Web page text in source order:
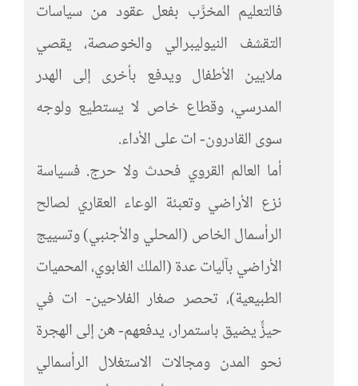
فالتعليم المخرَّب بفعل عقود من سياسات
التقشف النيوليبرالي والخوصصة، يقصي
ملايين الأطفال ويدفع بأخرى إلى الهدر
المدرسي، وقطاع خاص لا يستطيع ولوجه
سوى القادرون- ات على الأداء.
أما العالم القروي فحدث ولا حرج. فسياسة
نزع الأراضي وتعبئة الوعاء العقاري لصالح
الرأسمال الخاص (المحلي والأجنبي) وتسييج
الأراضي بآليات عدة (الملك الغابوي، المحميات
الطبيعية)، تحصر صغار الفلاحين- ات في
حيزٍّ يضيق باستمرار، يدفعهم- هن إلى الهجرة
نحو المدن ومجالات الاستغلال الرأسمالي